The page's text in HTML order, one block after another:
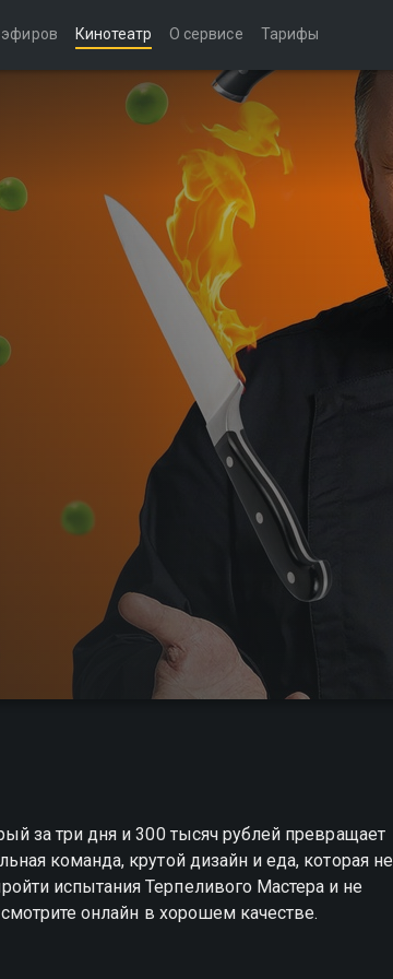
Кинотеатр О сервисе Тарифы
за три дня и 300 тысяч рублей превращает
команда, крутой дизайн и еда, которая не
испытания Терпеливого Мастера и не
онлайн в хорошем качестве.
бесплатно в хорошем HD